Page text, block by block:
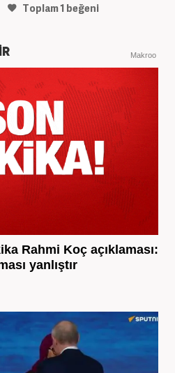
Toplam1 beğeni
Makroo
Rahmi Koç açıklaması:
yanlıştır